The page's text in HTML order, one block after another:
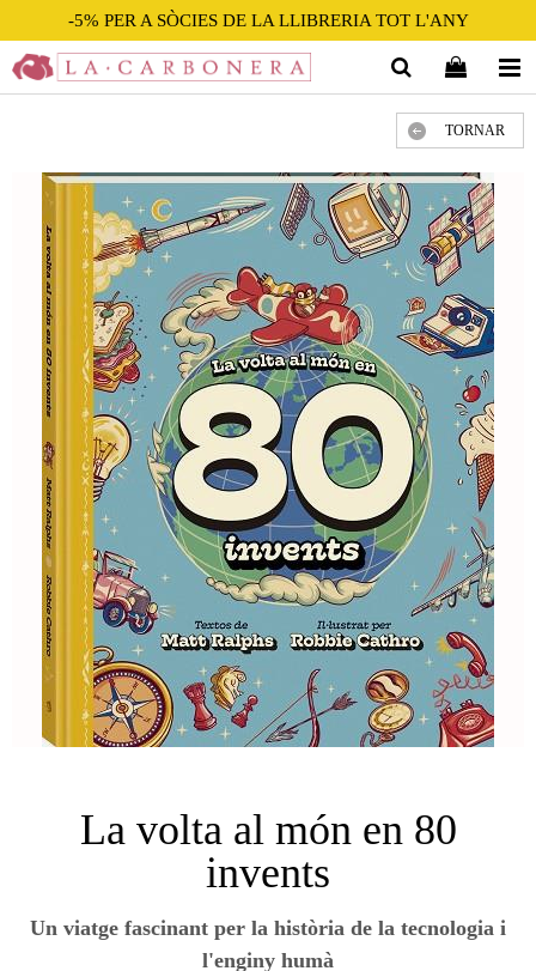
-5% PER A SÒCIES DE LA LLIBRERIA TOT L'ANY
TORNAR
La volta al món en 80
invents
Un viatge fascinant per la història de la tecnologia i
l'enginy humà